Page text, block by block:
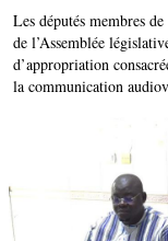
Les députés membres
de l’Assemblée
d’appropriation
la communication